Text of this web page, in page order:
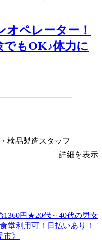
オペレーター！
もOK♪体力に
検品製造スタッフ
詳細を表示